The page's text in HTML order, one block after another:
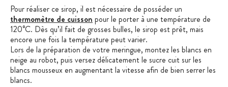
Pour réaliser ce sirop, il est nécessaire de posséder un
thermomètre de cuisson pour le porter à une température de
120°C. Dès qu’il fait de grosses bulles, le sirop est prêt, mais
encore une fois la température peut varier.
Lors de la préparation de votre meringue, montez les blancs en
neige au robot, puis versez délicatement le sucre cuit sur les
blancs mousseux en augmentant la vitesse afin de bien serrer les
blancs.